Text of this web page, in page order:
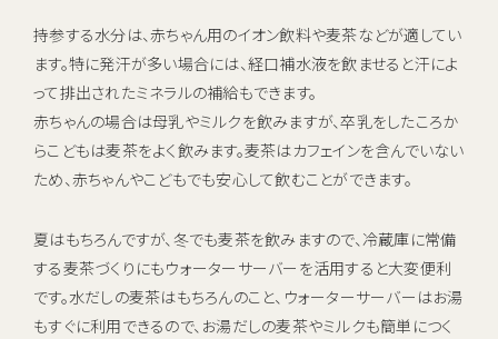
持参する水分は、赤ちゃん用のイオン飲料や麦茶などが適してい
ます。特に発汗が多い場合には、経口補水液を飲ませると汗によ
って排出されたミネラルの補給もできます。
赤ちゃんの場合は母乳やミルクを飲みますが、卒乳をしたころか
らこどもは麦茶をよく飲みます。麦茶はカフェインを含んでいない
ため、赤ちゃんやこどもでも安心して飲むことができます。
夏はもちろんですが、冬でも麦茶を飲みますので、冷蔵庫に常備
する麦茶づくりにもウォーターサーバーを活用すると大変便利
です。水だしの麦茶はもちろんのこと、ウォーターサーバーはお湯
もすぐに利用できるので、お湯だしの麦茶やミルクも簡単につく